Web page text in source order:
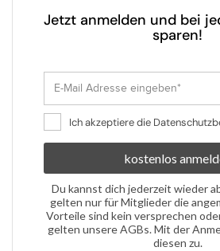
Jetzt anmelden und bei
sparen!
Ich akzeptiere die
kostenlos
Du kannstdich jederzeit wieder
gelten nur fürMitgliederdie
Vorteile sind kein versprechen
gelten unsere AGBs.Mit der
diesen zu.